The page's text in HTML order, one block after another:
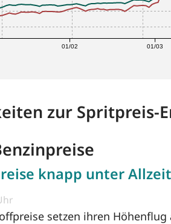
01/02 01/03
zur Spritpreis-
knapp unter
setzen ihren